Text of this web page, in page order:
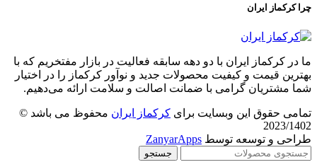
چرا کرکماز ایران
ما در کرکماز ایران با دو دهه سابقه فعالیت در بازار مفتخریم که با
بهترین قیمت و کیفیت محصولات جدید و نوآور کرکماز را در اختیار
شما مشتریان گرامی با ضمانت اصالت و سلامت ارائه می‌دهیم.
تمامی حقوق این وبسایت برای کرکماز ایران محفوظ می باشد ©
2023/1402
طراحی و توسعه توسط ZanyarApps
جستجو